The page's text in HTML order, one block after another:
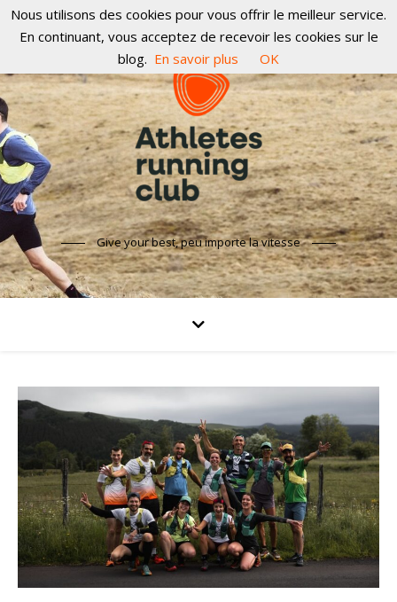
Give your best, peu importe la vitesse
Nous utilisons des cookies pour vous offrir le meilleur service.
En continuant, vous acceptez de recevoir les cookies sur le
blog. En savoir plus OK